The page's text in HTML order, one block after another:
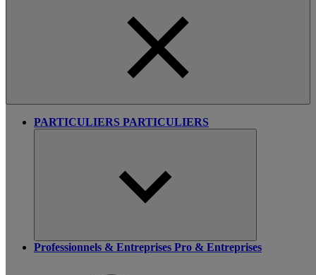
PARTICULIERS PARTICULIERS
Professionnels & Entreprises Pro & Entreprises